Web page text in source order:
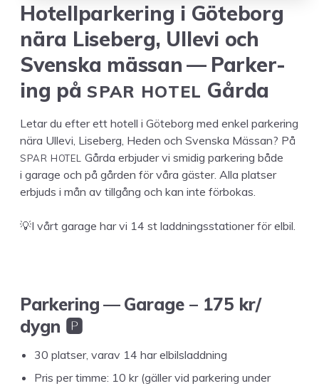
Hotell­park­er­ing i Göte­borg
nära Lise­berg, Ulle­vi och
Sven­s­ka mäs­san — Park­er­
ing på SPAR HOTEL Gårda
Letar du efter ett hotell i Göte­borg med enkel park­er­ing
nära Ulle­vi, Lise­berg, Heden och Sven­s­ka Mäs­san? På
SPAR HOTEL Går­da erb­jud­er vi smidig park­er­ing både
i garage och på går­den för våra gäster. Alla platser
erb­juds i mån av till­gång och kan inte för­bokas.
💡I vårt garage har vi 14 st laddningssta­tion­er för elbil.
Park­er­ing — Garage – 175 kr/​
dygn 🅿️
30 platser, var­av 14 har elbilsladdning
Pris per timme: 10 kr (gäller vid park­er­ing under